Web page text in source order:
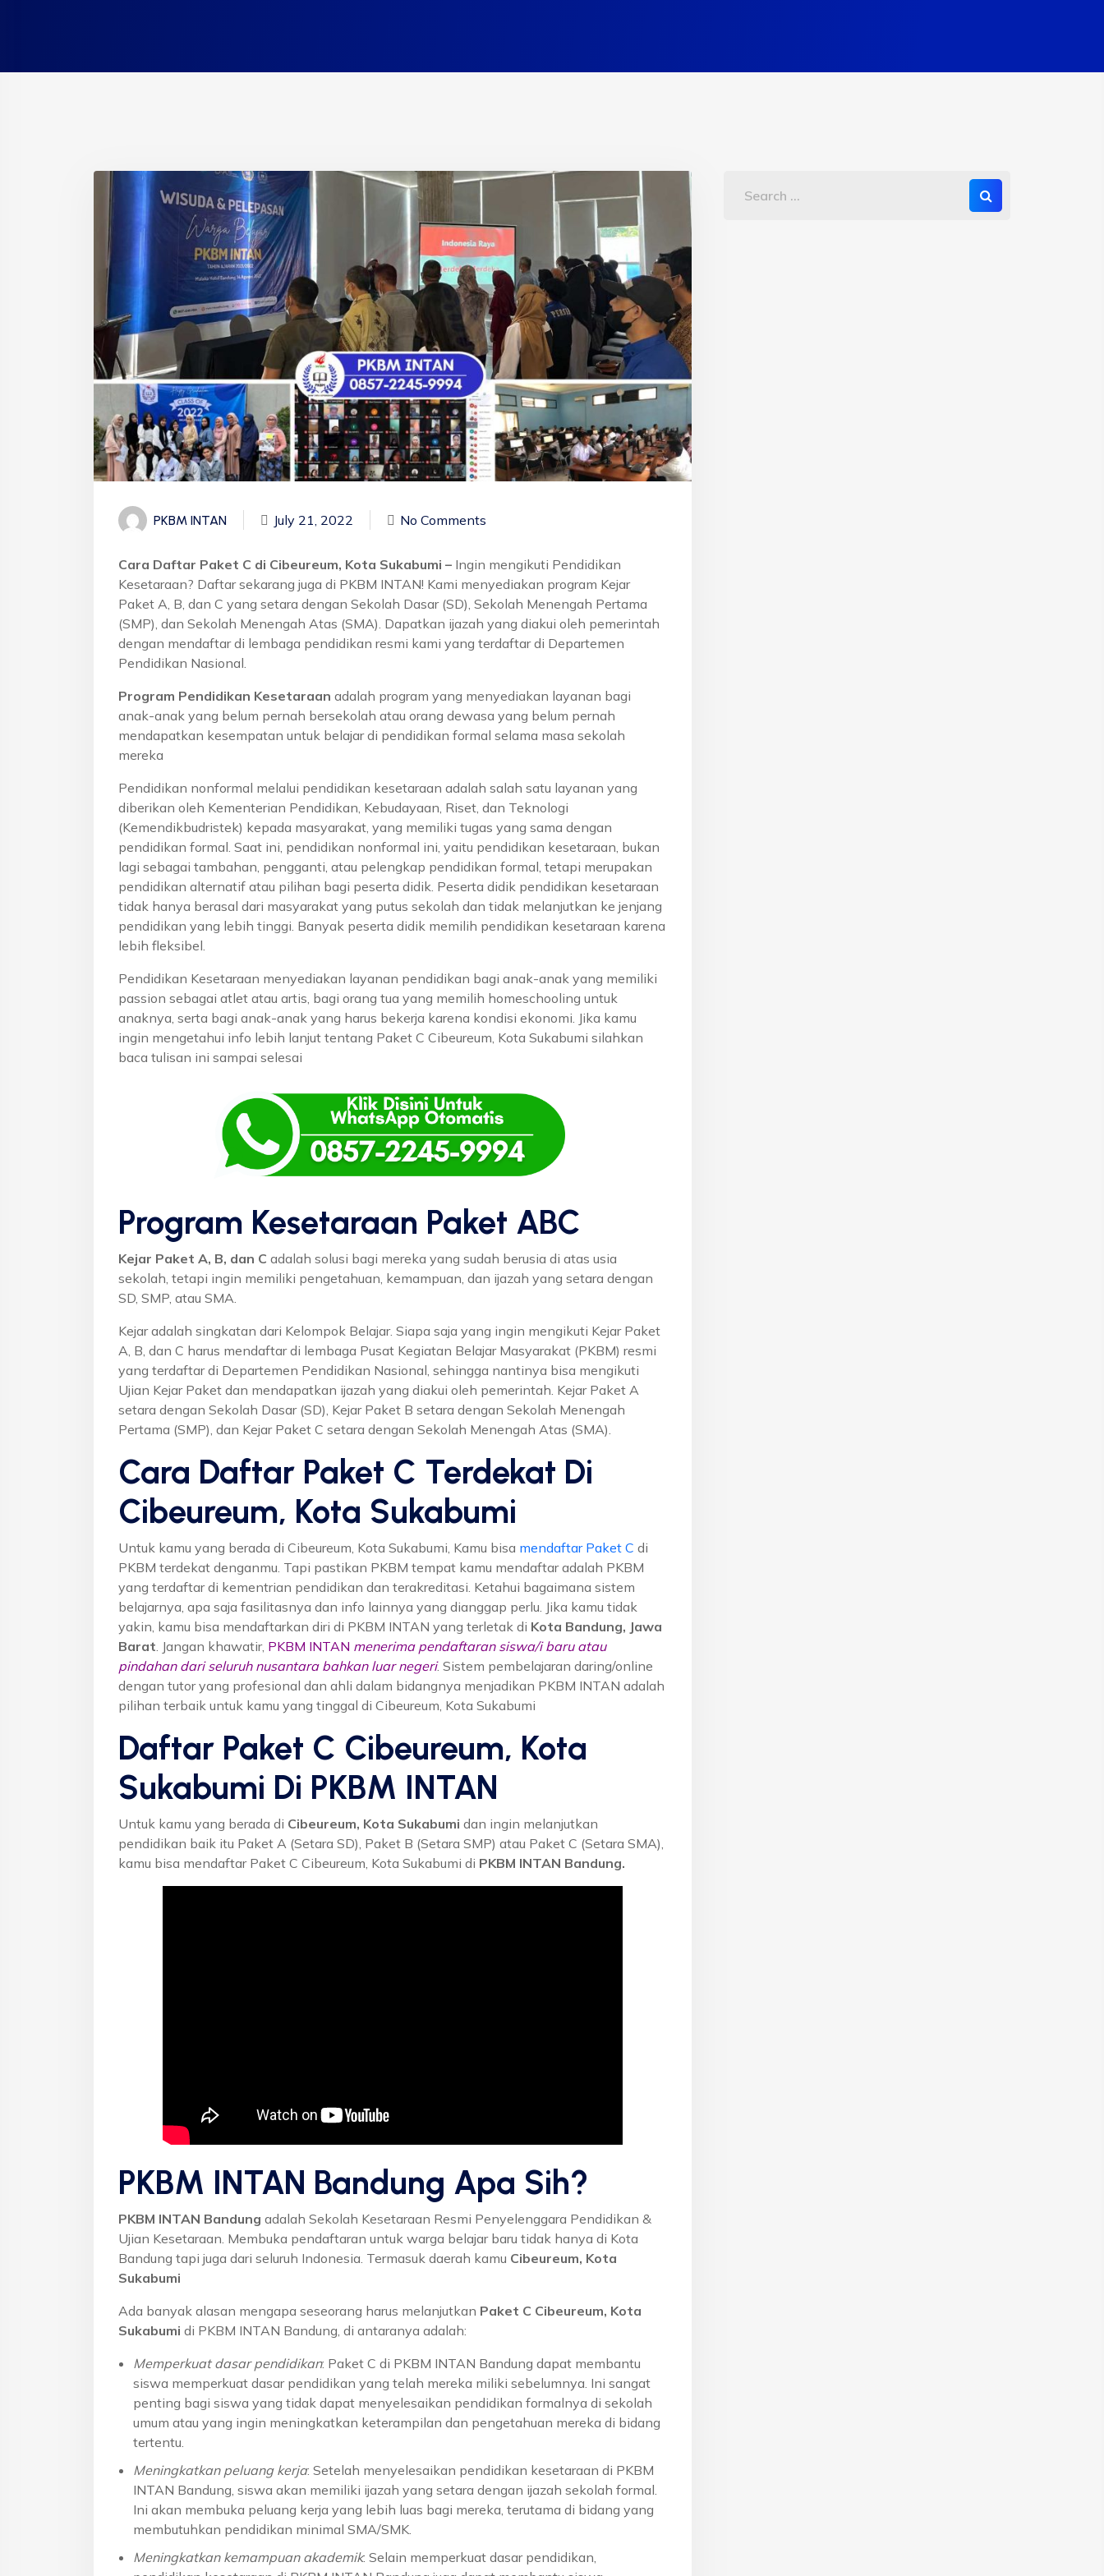
PKBM INTAN July 21, 2022 No Comments
Cara Daftar Paket C di Cibeureum, Kota Sukabumi – Ingin mengikuti Pendidikan
Kesetaraan? Daftar sekarang juga di PKBM INTAN! Kami menyediakan program Kejar
Paket A, B, dan C yang setara dengan Sekolah Dasar (SD), Sekolah Menengah Pertama
(SMP), dan Sekolah Menengah Atas (SMA). Dapatkan ijazah yang diakui oleh pemerintah
dengan mendaftar di lembaga pendidikan resmi kami yang terdaftar di Departemen
Pendidikan Nasional.
Program Pendidikan Kesetaraan adalah program yang menyediakan layanan bagi
anak-anak yang belum pernah bersekolah atau orang dewasa yang belum pernah
mendapatkan kesempatan untuk belajar di pendidikan formal selama masa sekolah
mereka
Pendidikan nonformal melalui pendidikan kesetaraan adalah salah satu layanan yang
diberikan oleh Kementerian Pendidikan, Kebudayaan, Riset, dan Teknologi
(Kemendikbudristek) kepada masyarakat, yang memiliki tugas yang sama dengan
pendidikan formal. Saat ini, pendidikan nonformal ini, yaitu pendidikan kesetaraan, bukan
lagi sebagai tambahan, pengganti, atau pelengkap pendidikan formal, tetapi merupakan
pendidikan alternatif atau pilihan bagi peserta didik. Peserta didik pendidikan kesetaraan
tidak hanya berasal dari masyarakat yang putus sekolah dan tidak melanjutkan ke jenjang
pendidikan yang lebih tinggi. Banyak peserta didik memilih pendidikan kesetaraan karena
lebih fleksibel.
Pendidikan Kesetaraan menyediakan layanan pendidikan bagi anak-anak yang memiliki
passion sebagai atlet atau artis, bagi orang tua yang memilih homeschooling untuk
anaknya, serta bagi anak-anak yang harus bekerja karena kondisi ekonomi. Jika kamu
ingin mengetahui info lebih lanjut tentang Paket C Cibeureum, Kota Sukabumi silahkan
baca tulisan ini sampai selesai
Program Kesetaraan Paket ABC
Kejar Paket A, B, dan C adalah solusi bagi mereka yang sudah berusia di atas usia
sekolah, tetapi ingin memiliki pengetahuan, kemampuan, dan ijazah yang setara dengan
SD, SMP, atau SMA.
Kejar adalah singkatan dari Kelompok Belajar. Siapa saja yang ingin mengikuti Kejar Paket
A, B, dan C harus mendaftar di lembaga Pusat Kegiatan Belajar Masyarakat (PKBM) resmi
yang terdaftar di Departemen Pendidikan Nasional, sehingga nantinya bisa mengikuti
Ujian Kejar Paket dan mendapatkan ijazah yang diakui oleh pemerintah. Kejar Paket A
setara dengan Sekolah Dasar (SD), Kejar Paket B setara dengan Sekolah Menengah
Pertama (SMP), dan Kejar Paket C setara dengan Sekolah Menengah Atas (SMA).
Cara Daftar Paket C Terdekat Di
Cibeureum, Kota Sukabumi
Untuk kamu yang berada di Cibeureum, Kota Sukabumi, Kamu bisa mendaftar Paket C di
PKBM terdekat denganmu. Tapi pastikan PKBM tempat kamu mendaftar adalah PKBM
yang terdaftar di kementrian pendidikan dan terakreditasi. Ketahui bagaimana sistem
belajarnya, apa saja fasilitasnya dan info lainnya yang dianggap perlu. Jika kamu tidak
yakin, kamu bisa mendaftarkan diri di PKBM INTAN yang terletak di Kota Bandung, Jawa
Barat . Jangan khawatir, PKBM INTAN menerima pendaftaran siswa/i baru atau
pindahan dari seluruh nusantara bahkan luar negeri. Sistem pembelajaran daring/online
dengan tutor yang profesional dan ahli dalam bidangnya menjadikan PKBM INTAN adalah
pilihan terbaik untuk kamu yang tinggal di Cibeureum, Kota Sukabumi
Daftar Paket C Cibeureum, Kota
Sukabumi Di PKBM INTAN
Untuk kamu yang berada di Cibeureum, Kota Sukabumi dan ingin melanjutkan
pendidikan baik itu Paket A (Setara SD), Paket B (Setara SMP) atau Paket C (Setara SMA),
kamu bisa mendaftar Paket C Cibeureum, Kota Sukabumi di PKBM INTAN Bandung.
PKBM INTAN Bandung Apa Sih?
PKBM INTAN Bandung adalah Sekolah Kesetaraan Resmi Penyelenggara Pendidikan &
Ujian Kesetaraan. Membuka pendaftaran untuk warga belajar baru tidak hanya di Kota
Bandung tapi juga dari seluruh Indonesia. Termasuk daerah kamu Cibeureum, Kota
Sukabumi
Ada banyak alasan mengapa seseorang harus melanjutkan Paket C Cibeureum, Kota
Sukabumi di PKBM INTAN Bandung, di antaranya adalah:
Memperkuat dasar pendidikan: Paket C di PKBM INTAN Bandung dapat membantu
siswa memperkuat dasar pendidikan yang telah mereka miliki sebelumnya. Ini sangat
penting bagi siswa yang tidak dapat menyelesaikan pendidikan formalnya di sekolah
umum atau yang ingin meningkatkan keterampilan dan pengetahuan mereka di bidang
tertentu.
Meningkatkan peluang kerja: Setelah menyelesaikan pendidikan kesetaraan di PKBM
INTAN Bandung, siswa akan memiliki ijazah yang setara dengan ijazah sekolah formal.
Ini akan membuka peluang kerja yang lebih luas bagi mereka, terutama di bidang yang
membutuhkan pendidikan minimal SMA/SMK.
Meningkatkan kemampuan akademik: Selain memperkuat dasar pendidikan,